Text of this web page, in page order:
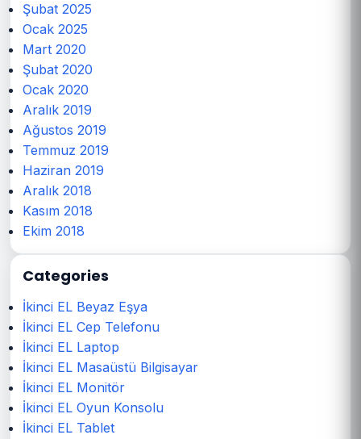
Şubat 2025
Ocak 2025
Mart 2020
Şubat 2020
Ocak 2020
Aralık 2019
Ağustos 2019
Temmuz 2019
Haziran 2019
Aralık 2018
Kasım 2018
Ekim 2018
Categories
İkinci EL Beyaz Eşya
İkinci EL Cep Telefonu
İkinci EL Laptop
İkinci EL Masaüstü Bilgisayar
İkinci EL Monitör
İkinci EL Oyun Konsolu
İkinci EL Tablet